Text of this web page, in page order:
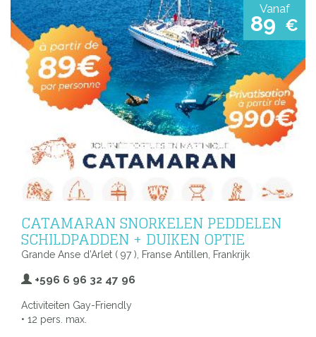
Vanaf
89 €
CATAMARAN SNORKELEN PEDDELEN
SCHILDPADDEN + DUIKEN OPTIE
Grande Anse d’Arlet ( 97 ), Franse Antillen, Frankrijk
+596 6 96 32 47 96
Activiteiten Gay-Friendly
• 12 pers. max.